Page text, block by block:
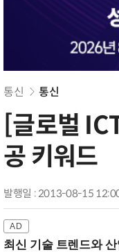
통신 통신
[글로벌
공 키워드
발행일 : 2013-08-15
최신 기술 트렌드와